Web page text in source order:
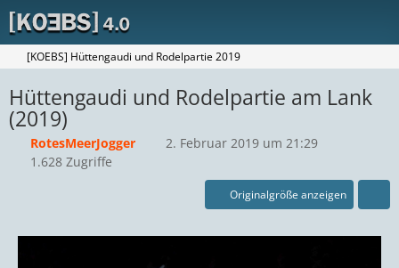
[KOEBS] Hüttengaudi und Rodelpartie 2019
Hüttengaudi und Rodelpartie am Lank
(2019)
RotesMeerJogger
2. Februar 2019 um 21:29
1.628 Zugriffe
Originalgröße anzeigen